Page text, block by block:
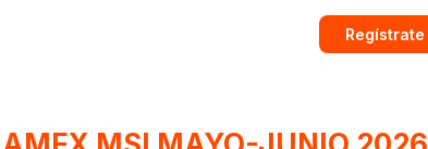
Regístrate